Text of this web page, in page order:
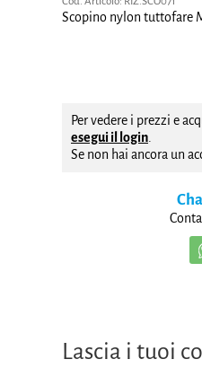
Scopino nylon tuttofare
Per vedere i prezzi e
esegui il login
Se non hai ancora un
Lascia i tuoi